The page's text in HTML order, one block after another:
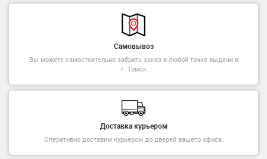
Самовывоз
Вы можете самостоятельно забрать заказ в любой точке выдачи в
г. Томск
Доставка курьером
Оперативно доставим курьером до дверей вашего офиса.